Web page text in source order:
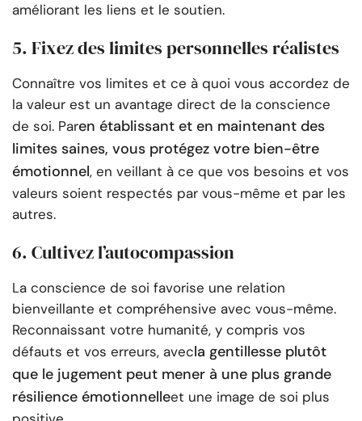
améliorant les liens et le soutien.
5. Fixez des limites personnelles réalistes
Connaître vos limites et ce à quoi vous accordez de
la valeur est un avantage direct de la conscience
de soi. Paren établissant et en maintenant des
limites saines, vous protégez votre bien-être
émotionnel, en veillant à ce que vos besoins et vos
valeurs soient respectés par vous-même et par les
autres.
6. Cultivez l’autocompassion
La conscience de soi favorise une relation
bienveillante et compréhensive avec vous-même.
Reconnaissant votre humanité, y compris vos
défauts et vos erreurs, avecla gentillesse plutôt
que le jugement peut mener à une plus grande
résilience émotionnelleet une image de soi plus